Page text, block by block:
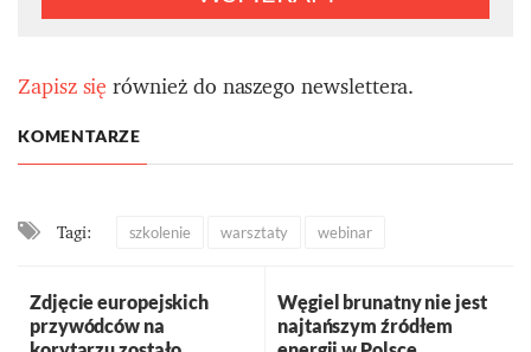
Zapisz sięrównież do naszego newslettera.
KOMENTARZE
Tagi: szkolenie warsztaty webinar
Zdjęcie europejskich
przywódców na
Węgiel brunatny nie jest
najtańszym źródłem